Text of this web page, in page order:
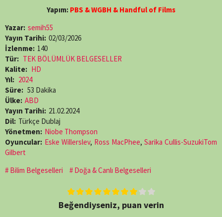
Yapım: PBS & WGBH & Handful of Films
Yazar: semih55
Yayın Tarihi: 02/03/2026
İzlenme: 140
Tür: TEK BÖLÜMLÜK BELGESELLER
Kalite: HD
Yıl: 2024
Süre: 53 Dakika
Ülke: ABD
Yayın Tarihi: 21.02.2024
Dil: Türkçe Dublaj
Yönetmen: Niobe Thompson
Oyuncular: Eske Willerslev, Ross MacPhee, Sarika Cullis-SuzukiTom
Gilbert
Bilim Belgeselleri
Doğa & Canlı Belgeselleri
Beğendiyseniz, puan verin